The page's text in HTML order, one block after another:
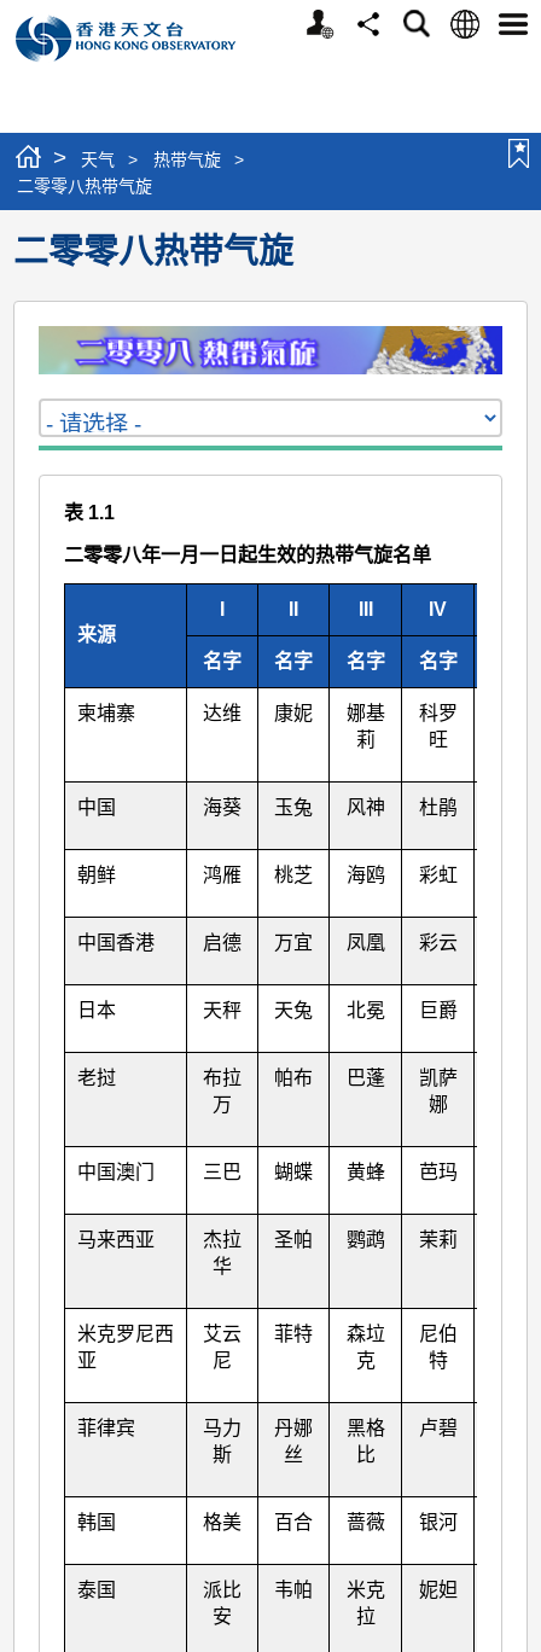
个
分
搜
语
选
> 天气 > 热带气旋
>
二零零八热带气旋
二零零八热带气旋
表 1.1
二零零八年一月一日起生效的热带气旋名单
来源
IV
名字 名字 名字 名字
柬埔寨 达维 康妮
娜基
莉
科罗
旺
中国 海葵 玉兔 风神 杜鹃
朝鲜 鸿雁 桃芝 海鸥 彩虹
中国香港 启德 万宜 凤凰 彩云
日本 天秤 天兔 北冕 巨爵
老挝
布拉
万
帕布 巴蓬
凯萨
娜
中国澳门 三巴 蝴蝶 黄蜂 芭玛
马来西亚
杰拉
华
圣帕 鹦鹉 茉莉
米克罗尼西
亚
艾云
尼
菲特
森垃
克
尼伯
特
菲律宾
马力
斯
丹娜
丝
黑格
比
卢碧
韩国 格美 百合 蔷薇 银河
泰国
派比
安
韦帕
米克
拉
妮妲